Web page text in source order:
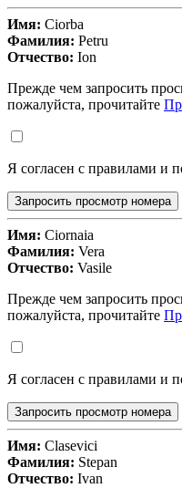
Имя: Ciorba
Фамилия: Petru
Отчество: Ion
Прежде чем запросить
пожалуйста, прочитайте
Я согласен с правилами и
Запросить просмотр номера
Имя: Ciornaia
Фамилия: Vera
Отчество: Vasile
Прежде чем запросить
пожалуйста, прочитайте
Я согласен с правилами и
Запросить просмотр номера
Имя: Clasevici
Фамилия: Stepan
Отчество: Ivan